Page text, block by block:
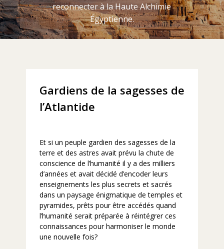
reconnecteràla HauteAlchimie
Égyptienne.
Gardiens de la sagesses de
l’Atlantide
Et si un peuple gardien des sagesses de la
terre et des astres avait prévu la chute de
conscience de l’humanité il y a des milliers
d’années et avait décidé d’encoder leurs
enseignements les plus secrets et sacrés
dans un paysage énigmatique de temples et
pyramides, prêts pour être accédés quand
l’humanité serait préparée à réintégrer ces
connaissances pour harmoniser le monde
une nouvelle fois?